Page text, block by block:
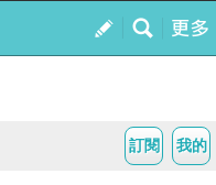
我的
訂閱